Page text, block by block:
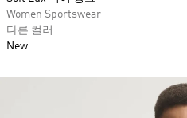
Women Sportswear
다른 컬러
New